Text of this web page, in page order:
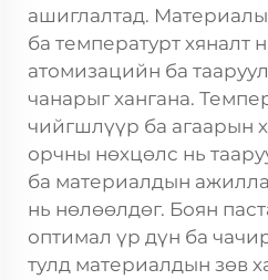
ашиглалтад.
ба температурт хяналт
атомизацийн ба
чанарыг хангана.
чийгшлүүр ба агаарын
орчны нөхцөлс нь
ба материалдын
нь нөлөөлдөг. Боян
оптимал үр дүн ба
тулд материалдын зөв